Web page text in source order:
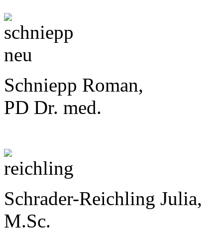
Schniepp Roman,
PD Dr. med.
Schrader-Reichling Julia,
M.Sc.